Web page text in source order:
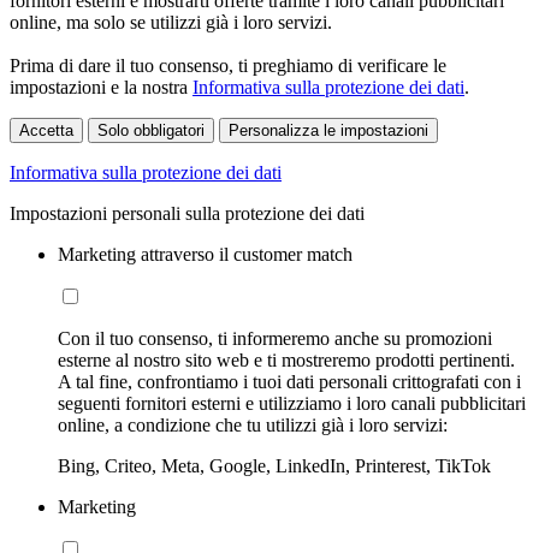
online, ma solo se utilizzi già i loro servizi.
Prima di dare il tuo consenso, ti preghiamo di verificare le
impostazioni e la nostra Informativa sulla protezione dei dati.
Accetta Solo obbligatori Personalizza le impostazioni
Informativa sulla protezione dei dati
Impostazioni personali sulla protezione dei dati
Marketing attraverso il customer match
Con il tuo consenso, ti informeremo anche su promozioni
esterne al nostro sito web e ti mostreremo prodotti pertinenti.
A tal fine, confrontiamo i tuoi dati personali crittografati con i
seguenti fornitori esterni e utilizziamo i loro canali pubblicitari
online, a condizione che tu utilizzi già i loro servizi:
Bing, Criteo, Meta, Google, LinkedIn, Printerest, TikTok
Marketing